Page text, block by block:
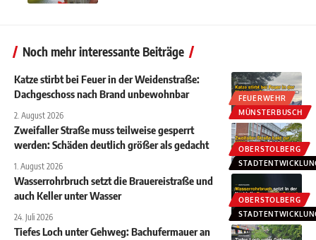
Noch mehr interessante Beiträge
FEUERWEHR
MÜNSTERBUSCH
Katze stirbt bei Feuer in der Weidenstraße:
Dachgeschoss nach Brand unbewohnbar
2. August 2026
OBERSTOLBERG
Zweifaller Straße muss teilweise gesperrt
werden: Schäden deutlich größer als gedacht
1. August 2026
OBERSTOLBERG
Wasserrohrbruch setzt die Brauereistraße und
auch Keller unter Wasser
24. Juli 2026
Tiefes Loch unter Gehweg: Bachufermauer an